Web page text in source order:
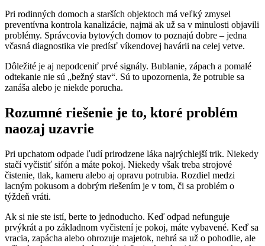
Pri rodinných domoch a starších objektoch má veľký zmysel
preventívna kontrola kanalizácie, najmä ak už sa v minulosti objavili
problémy. Správcovia bytových domov to poznajú dobre – jedna
včasná diagnostika vie predísť víkendovej havárii na celej vetve.
Dôležité je aj nepodceniť prvé signály. Bublanie, zápach a pomalé
odtekanie nie sú „bežný stav“. Sú to upozornenia, že potrubie sa
zanáša alebo je niekde porucha.
Rozumné riešenie je to, ktoré problém
naozaj uzavrie
Pri upchatom odpade ľudí prirodzene láka najrýchlejší trik. Niekedy
stačí vyčistiť sifón a máte pokoj. Niekedy však treba strojové
čistenie, tlak, kameru alebo aj opravu potrubia. Rozdiel medzi
lacným pokusom a dobrým riešením je v tom, či sa problém o
týždeň vráti.
Ak si nie ste istí, berte to jednoducho. Keď odpad nefunguje
prvýkrát a po základnom vyčistení je pokoj, máte vybavené. Keď sa
vracia, zapácha alebo ohrozuje majetok, nehrá sa už o pohodlie, ale